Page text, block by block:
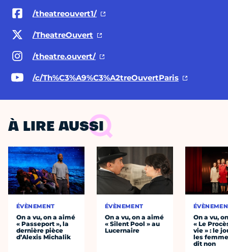
/theatreouvert1/
/TheatreOuvert
/theatre.ouvert/
/c/Th%C3%A9%C3%A2treOuvertParis
À LIRE AUSSI
ÉVÈNEMENT
On a vu, on a aimé
« Passeport », la
dernière pièce
d’Alexis Michalik
ÉVÈNEMENT
On a vu, on a aimé
« Silent Pool » au
Lucernaire
On a vu,
« Le
vie » : le
les
dit non